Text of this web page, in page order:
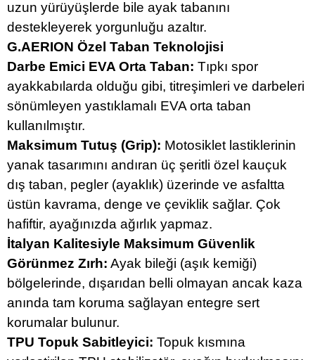
uzun yürüyüşlerde bile ayak tabanını
destekleyerek yorgunluğu azaltır.
G.AERION Özel Taban Teknolojisi
Darbe Emici EVA Orta Taban: Tıpkı spor
ayakkabılarda olduğu gibi, titreşimleri ve darbeleri
sönümleyen yastıklamalı EVA orta taban
kullanılmıştır.
Maksimum Tutuş (Grip): Motosiklet lastiklerinin
yanak tasarımını andıran üç şeritli özel kauçuk
dış taban, pegler (ayaklık) üzerinde ve asfaltta
üstün kavrama, denge ve çeviklik sağlar. Çok
hafiftir, ayağınızda ağırlık yapmaz.
İtalyan Kalitesiyle Maksimum Güvenlik
Görünmez Zırh: Ayak bileği (aşık kemiği)
bölgelerinde, dışarıdan belli olmayan ancak kaza
anında tam koruma sağlayan entegre sert
korumalar bulunur.
TPU Topuk Sabitleyici: Topuk kısmına